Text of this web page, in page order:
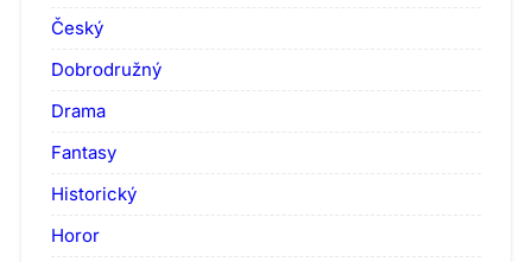
Český
Dobrodružný
Drama
Fantasy
Historický
Horor